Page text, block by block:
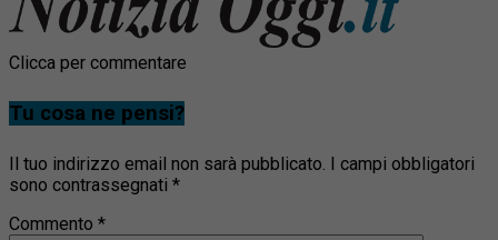
Clicca per commentare
Tu cosa ne pensi?
Il tuo indirizzo email non sarà pubblicato. I campi obbligatori
sono contrassegnati *
Commento *